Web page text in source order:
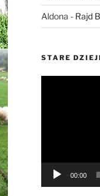
Aldona - Rajd
STARE
00:00